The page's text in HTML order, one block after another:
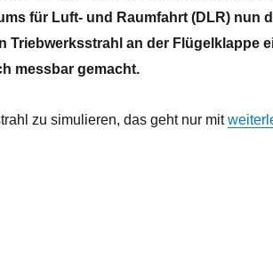
für Luft- und Raumfahrt (DLR) nun
Triebwerksstrahl an der Flügelklappe
messbar gemacht.
zu simulieren, das geht nur mit